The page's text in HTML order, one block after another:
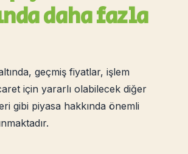
daha fazla
geçmiş fiyatlar, işlem
için yararlı olabilecek diğer
gibi piyasa hakkında önemli